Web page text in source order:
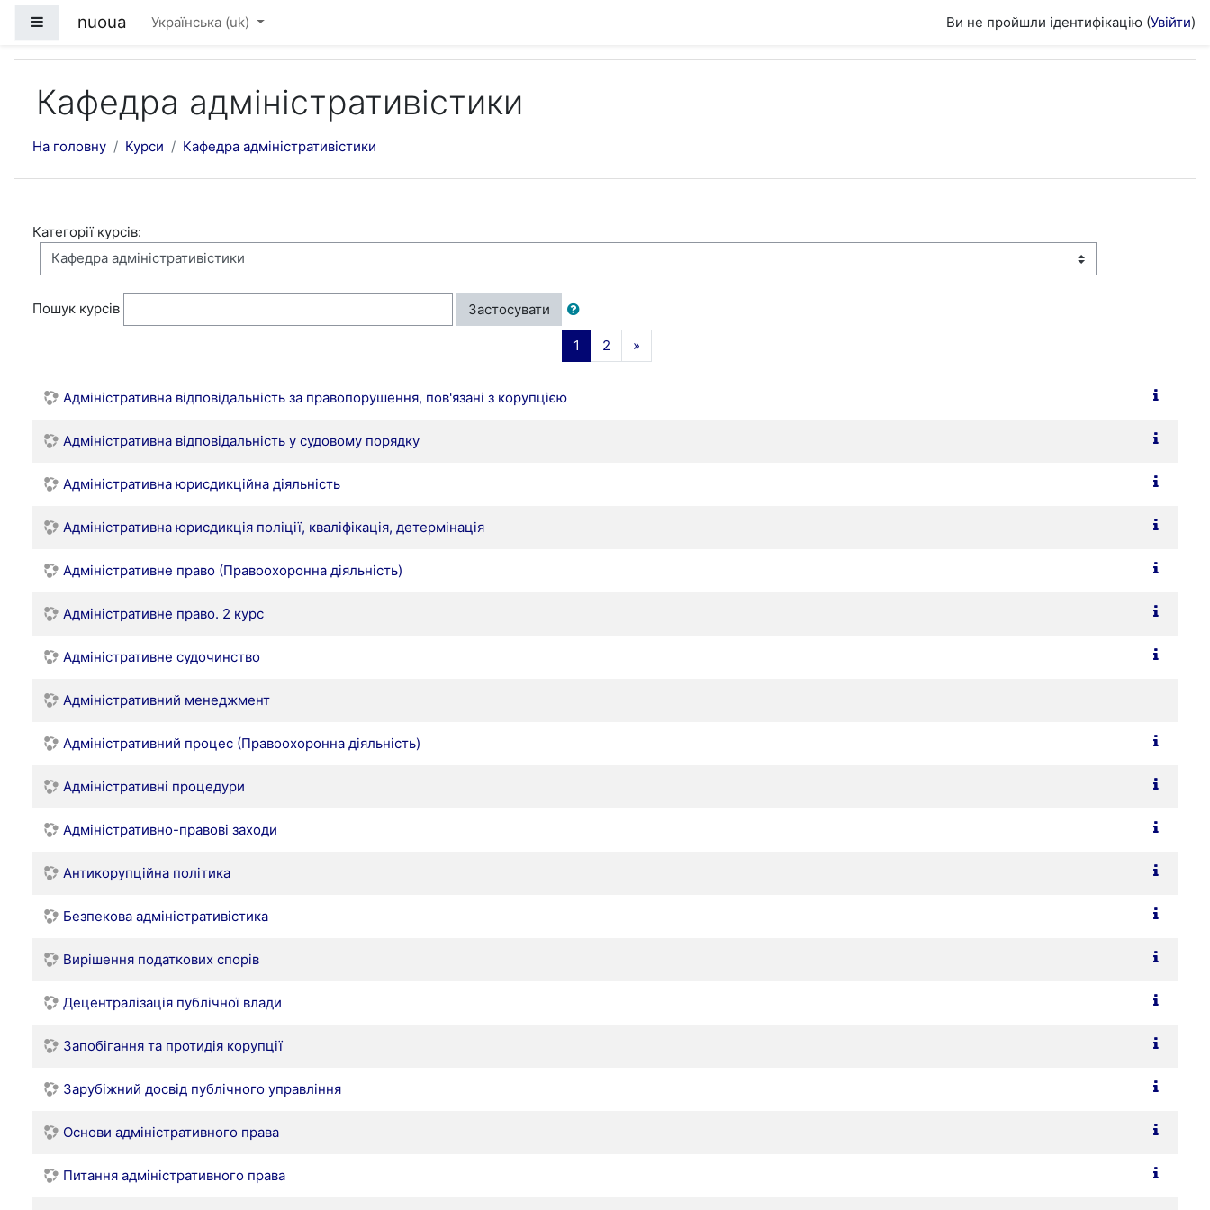
Бокова панель
nuoua Українська ‎(uk)‎ Ви не пройшли ідентифікацію (Увійти)
Кафедра адміністративістики
На головну Курси Кафедра адміністративістики
Категорії курсів:
Пошук курсів Застосувати
1 (поточний)
2 »Далі
Адміністративна відповідальність за правопорушення, пов'язані з корупцією
Адміністративна відповідальність у судовому порядку
Адміністративна юрисдикційна діяльність
Адміністративна юрисдикція поліції, кваліфікація, детермінація
Адміністративне право (Правоохоронна діяльність)
Адміністративне право. 2 курс
Адміністративне судочинство
Адміністративний менеджмент
Адміністративний процес (Правоохоронна діяльність)
Адміністративні процедури
Адміністративно-правові заходи
Антикорупційна політика
Безпекова адміністративістика
Вирішення податкових спорів
Децентралізація публічної влади
Запобігання та протидія корупції
Зарубіжний досвід публічного управління
Основи адміністративного права
Питання адміністративного права